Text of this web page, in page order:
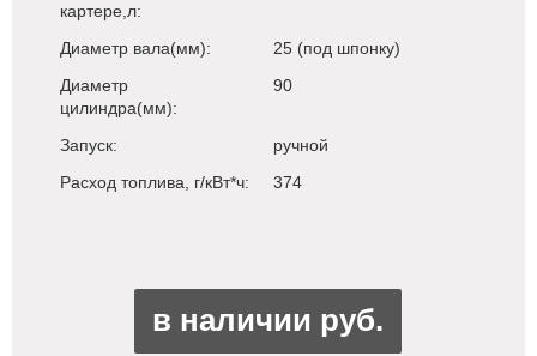
картере,л:
Диаметр вала(мм):
25 (под шпонку)
Диаметр
цилиндра(мм):
90
Запуск:
ручной
Расход топлива, г/кВт*ч:
374
в наличии руб.